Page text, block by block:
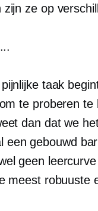
ze op
taak
te proberen te
dan dat we
een gebouwd
geen leercurve
meest robuuste